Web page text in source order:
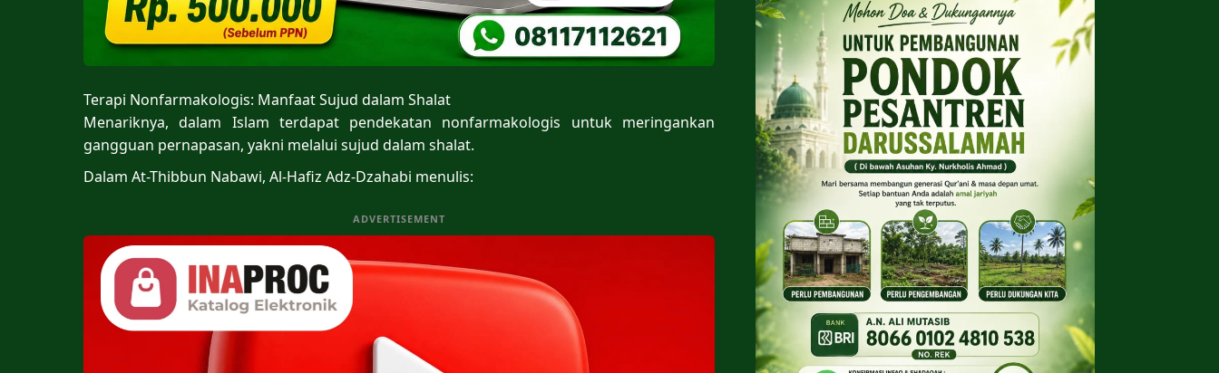
Terapi Nonfarmakologis: Manfaat Sujud dalam Shalat
Menariknya, dalam Islam terdapat pendekatan nonfarmakologis untuk meringankan
gangguan pernapasan, yakni melalui sujud dalam shalat.
Dalam At-Thibbun Nabawi, Al-Hafiz Adz-Dzahabi menulis:
ADVERTISEMENT